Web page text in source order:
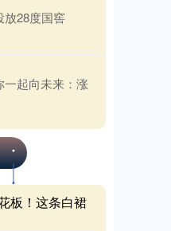
放28度国窖
一起向未来：涨
板！这条白裙